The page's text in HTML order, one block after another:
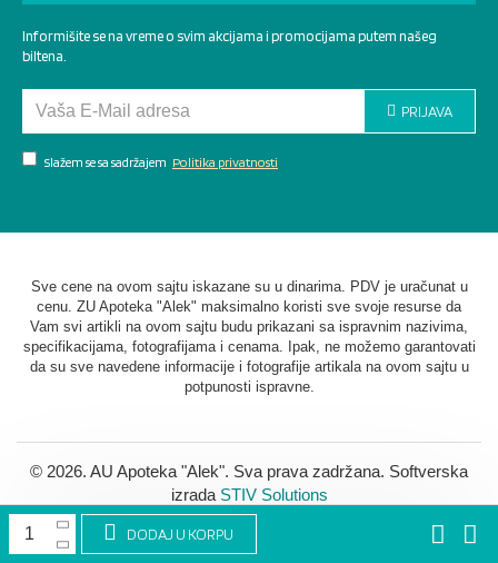
DODAJ U KORPU
Informišite se na vreme o svim akcijama i promocijama putem našeg
biltena.
PRIJAVA
Slažem se sa sadržajem Politika privatnosti
Sve cene na ovom sajtu iskazane su u dinarima. PDV je uračunat u
cenu. ZU Apoteka "Alek" maksimalno koristi sve svoje resurse da
Vam svi artikli na ovom sajtu budu prikazani sa ispravnim nazivima,
specifikacijama, fotografijama i cenama. Ipak, ne možemo garantovati
da su sve navedene informacije i fotografije artikala na ovom sajtu u
potpunosti ispravne.
© 2026. AU Apoteka "Alek". Sva prava zadržana. Softverska
izrada STIV Solutions